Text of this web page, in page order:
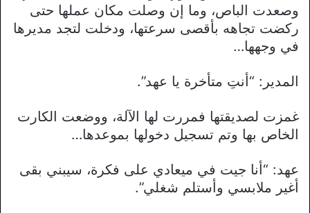
وصعدت الباص، وما إن وصلت مكان عملها حتى
ركضت تجاهه بأقصى سرعتها، ودخلت لتجد مديرها
في وجهها…
المدير: “أنتِ متأخرة يا عهد”.
غمزت لصديقتها فمررت لها الآلة، ووضعت الكارت
الخاص بها وتم تسجيل دخولها بموعدها…
عهد: “أنا جيت في ميعادي على فكرة، سيبني بقى
أغير ملابسي وأستلم شغلي”.